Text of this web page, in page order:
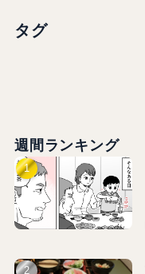
タグ
週間ランキング